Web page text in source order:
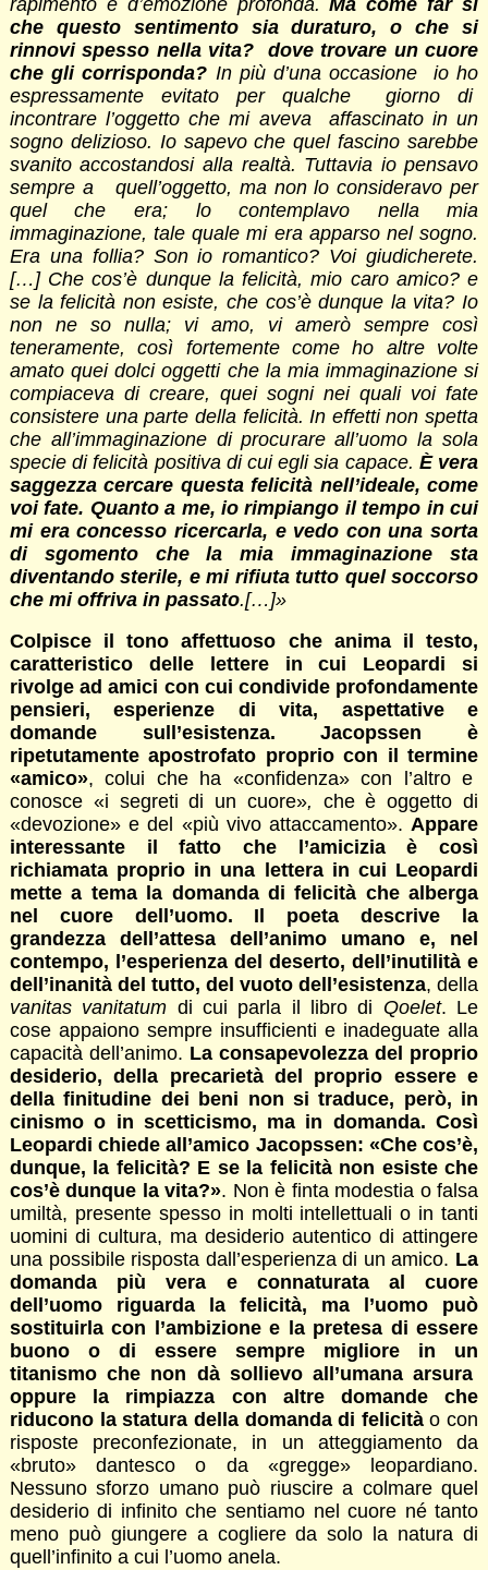
che questo sentimento sia duraturo, o che si
rinnovi spesso nella vita? dove trovare un cuore
che gli corrisponda? In più d’una occasione io ho
espressamente evitato per qualche giorno di
incontrare l’oggetto che mi aveva affascinato in un
sogno delizioso. Io sapevo che quel fascino sarebbe
svanito accostandosi alla realtà. Tuttavia io pensavo
sempre a quell’oggetto, ma non lo consideravo per
quel che era; lo contemplavo nella mia
immaginazione, tale quale mi era apparso nel sogno.
Era una follia? Son io romantico? Voi giudicherete.
[…] Che cos’è dunque la felicità, mio caro amico? e
se la felicità non esiste, che cos’è dunque la vita? Io
non ne so nulla; vi amo, vi amerò sempre così
teneramente, così fortemente come ho altre volte
amato quei dolci oggetti che la mia immaginazione si
compiaceva di creare, quei sogni nei quali voi fate
consistere una parte della felicità. In effetti non spetta
che all’immaginazione di procurare all’uomo la sola
specie di felicità positiva di cui egli sia capace. È vera
saggezza cercare questa felicità nell’ideale, come
voi fate. Quanto a me, io rimpiango il tempo in cui
mi era concesso ricercarla, e vedo con una sorta
di sgomento che la mia immaginazione sta
diventando sterile, e mi rifiuta tutto quel soccorso
che mi offriva in passato.[…]»
Colpisce il tono affettuoso che anima il testo,
caratteristico delle lettere in cui Leopardi si
rivolge ad amici con cui condivide profondamente
pensieri, esperienze di vita, aspettative e
domande sull’esistenza. Jacopssen è
ripetutamente apostrofato proprio con il termine
«amico», colui che ha «confidenza» con l’altro e
conosce «i segreti di un cuore», che è oggetto di
«devozione» e del «più vivo attaccamento».Appare
interessante il fatto che l’amicizia è così
richiamata proprio in una lettera in cui Leopardi
mette a tema la domanda di felicità che alberga
nel cuore dell’uomo. Il poeta descrive la
grandezza dell’attesa dell’animo umano e, nel
contempo, l’esperienza del deserto, dell’inutilità e
dell’inanità del tutto, del vuoto dell’esistenza, della
vanitas vanitatum di cui parla il libro di Qoelet. Le
cose appaiono sempre insufficienti e inadeguate alla
capacità dell’animo. La consapevolezza del proprio
desiderio, della precarietà del proprio essere e
della finitudine dei beni non si traduce, però, in
cinismo o in scetticismo, ma in domanda. Così
Leopardi chiede all’amico Jacopssen: «Che cos’è,
dunque, la felicità? E se la felicità non esiste che
cos’è dunque la vita?». Non è finta modestia o falsa
umiltà, presente spesso in molti intellettuali o in tanti
uomini di cultura, ma desiderio autentico di attingere
una possibile risposta dall’esperienza di un amico. La
domanda più vera e connaturata al cuore
dell’uomo riguarda la felicità, ma l’uomo può
sostituirla con l’ambizione e la pretesa di essere
buono o di essere sempre migliore in un
titanismo che non dà sollievo all’umana arsura
oppure la rimpiazza con altre domande che
riducono la statura della domanda di felicitào con
risposte preconfezionate, in un atteggiamento da
«bruto» dantesco o da «gregge» leopardiano.
Nessuno sforzo umano può riuscire a colmare quel
desiderio di infinito che sentiamo nel cuore né tanto
meno può giungere a cogliere da solo la natura di
quell’infinito a cui l’uomo anela.